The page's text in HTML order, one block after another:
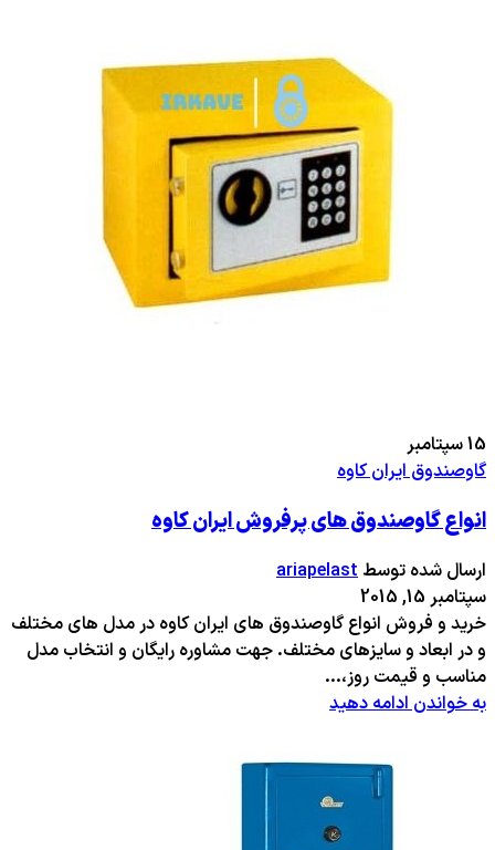
15سپتامبر
گاوصندوق ایران کاوه
انواع گاوصندوق های پرفروش ایران کاوه
ارسال شده توسط ariapelast
سپتامبر 15, 2015
خرید و فروش انواع گاوصندوق های ایران کاوه در مدل های مختلف
و در ابعاد و سایزهای مختلف. جهت مشاوره رایگان و انتخاب مدل
مناسب و قیمت روز،...
به خواندن ادامه دهید